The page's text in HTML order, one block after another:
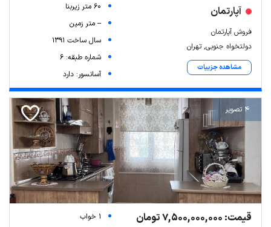
آپارتمان
فروش آپارتمان
دولتخواه جنوبی, تهران
مشاهده جزییات
60 متر زیربنا
-- متر زمین
سال ساخت 1391
شماره طبقه: 6
آسانسور: دارد
4 تصویر
قیمت: 7,500,000,000 تومان
1 خواب